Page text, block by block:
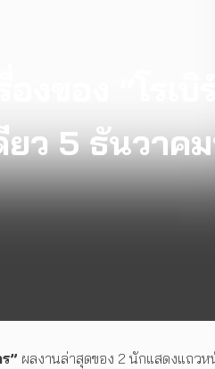
ยว 5 ธันวาค
” ผลงานล่าสุดของ 2 นักแสดงแถวห